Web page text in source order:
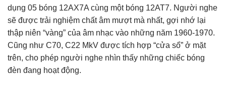
dụng 05 bóng 12AX7A cùng một bóng 12AT7. Người nghe
sẽ được trải nghiệm chất âm mượt mà nhất, gợi nhớ lại
thập niên “vàng” của âm nhạc vào những năm 1960-1970.
Cũng như C70, C22 MkV được tích hợp “cửa sổ” ở mặt
trên, cho phép người nghe nhìn thấy những chiếc bóng
đèn đang hoạt động.